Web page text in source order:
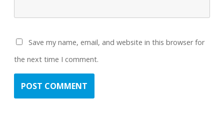
Save my name, email, and website in this browser for
the next time I comment.